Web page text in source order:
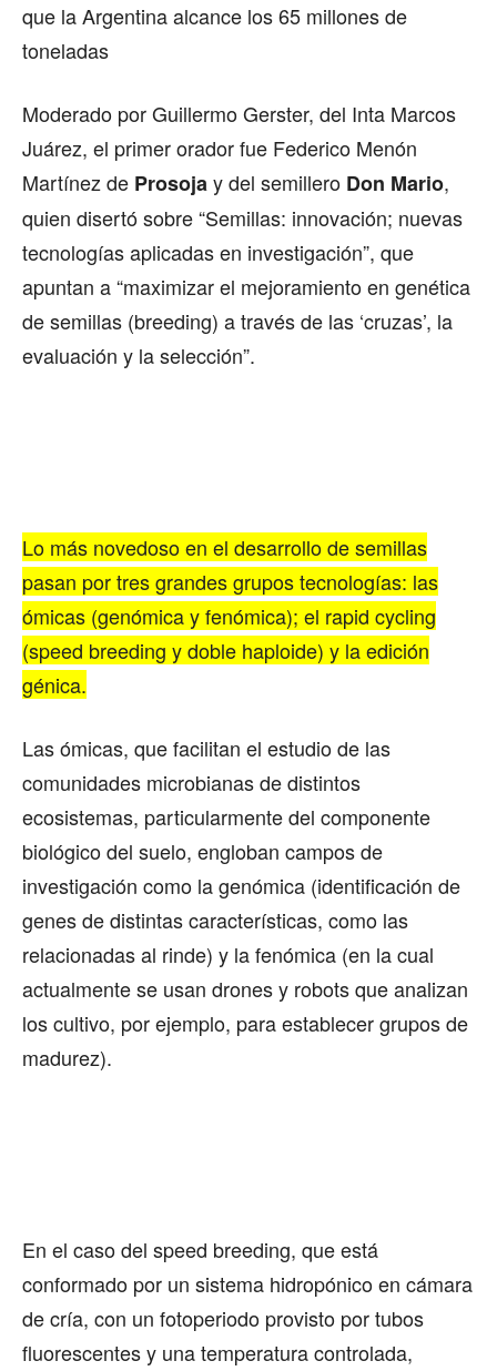
que la Argentina alcance los 65 millones de
toneladas
Moderado por Guillermo Gerster, del Inta Marcos
Juárez, el primer orador fue Federico Menón
Martínez de Prosojay del semillero Don Mario,
quien disertó sobre “Semillas: innovación; nuevas
tecnologías aplicadas en investigación”, que
apuntan a “maximizar el mejoramiento en genética
de semillas (breeding) a través de las ‘cruzas’, la
evaluación y la selección”.
Lo más novedoso en el desarrollo de semillas
pasan por tres grandes grupos tecnologías: las
ómicas (genómica y fenómica); el rapid cycling
(speed breeding y doble haploide) y la edición
génica.
Las ómicas, que facilitan el estudio de las
comunidades microbianas de distintos
ecosistemas, particularmente del componente
biológico del suelo, engloban campos de
investigación como la genómica (identificación de
genes de distintas características, como las
relacionadas al rinde) y la fenómica (en la cual
actualmente se usan drones y robots que analizan
los cultivo, por ejemplo, para establecer grupos de
madurez).
En el caso del speed breeding, que está
conformado por un sistema hidropónico en cámara
de cría, con un fotoperiodo provisto por tubos
fluorescentes y una temperatura controlada,